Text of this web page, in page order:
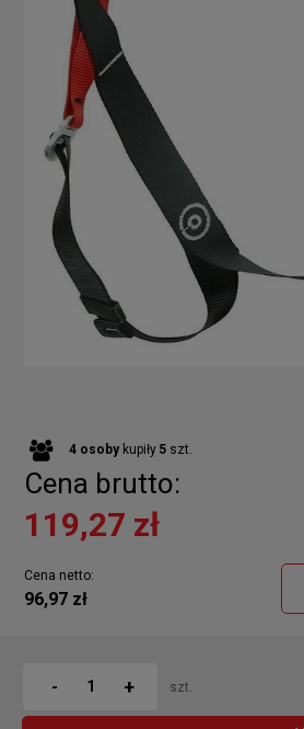
4 osoby kupiły 5 szt.
Cena brutto:
119,27 zł
Cena netto:
96,97 zł
- + szt.